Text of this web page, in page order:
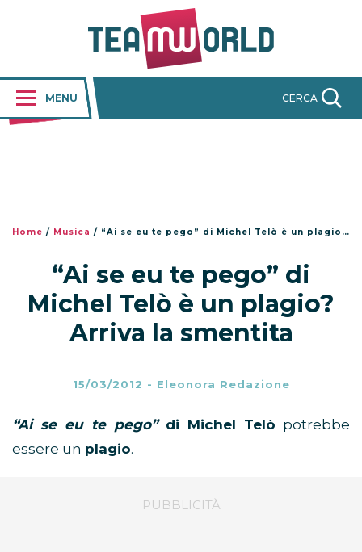
MENU CERCA
Home / Musica / “Ai se eu te pego” di Michel Telò è un plagio? Arriva la smentita
“Ai se eu te pego” di
Michel Telò è un plagio?
Arriva la smentita
15/03/2012 - Eleonora Redazione
“Ai se eu te pego”di Michel Telò potrebbe
essere un plagio.